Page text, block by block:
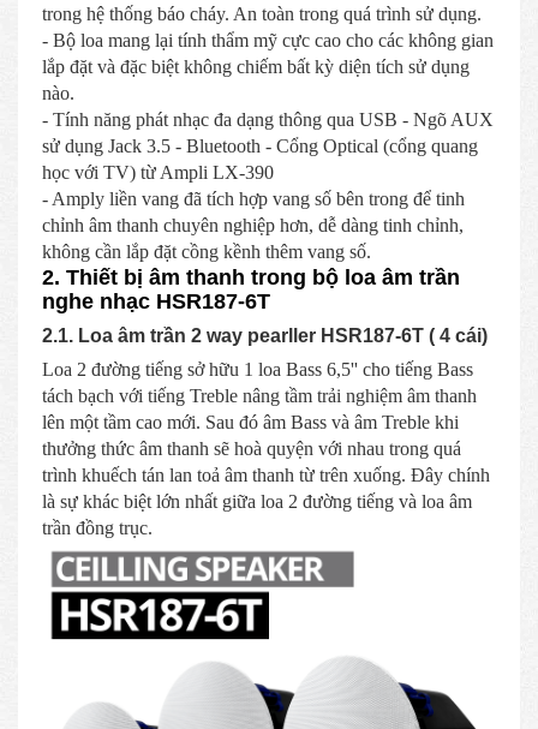
trong hệ thống báo cháy. An toàn trong quá trình sử dụng.
- Bộ loa mang lại tính thẩm mỹ cực cao cho các không gian
lắp đặt và đặc biệt không chiếm bất kỳ diện tích sử dụng
nào.
- Tính năng phát nhạc đa dạng thông qua USB - Ngõ AUX
sử dụng Jack 3.5 - Bluetooth - Cổng Optical (cổng quang
học với TV) từ Ampli LX-390
- Amply liền vang đã tích hợp vang số bên trong để tinh
chỉnh âm thanh chuyên nghiệp hơn, dễ dàng tinh chỉnh,
không cần lắp đặt cồng kềnh thêm vang số.
2. Thiết bị âm thanh trong bộ loa âm trần
nghe nhạc HSR187-6T
2.1. Loa âm trần 2 way pearller HSR187-6T ( 4 cái)
Loa 2 đường tiếng sở hữu 1 loa Bass 6,5'' cho tiếng Bass
tách bạch với tiếng Treble nâng tầm trải nghiệm âm thanh
lên một tầm cao mới. Sau đó âm Bass và âm Treble khi
thưởng thức âm thanh sẽ hoà quyện với nhau trong quá
trình khuếch tán lan toả âm thanh từ trên xuống. Đây chính
là sự khác biệt lớn nhất giữa loa 2 đường tiếng và loa âm
trần đồng trục.